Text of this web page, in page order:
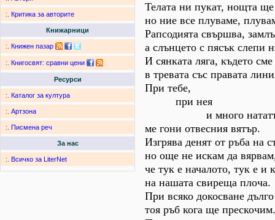
:. Критика за авторите
Книжарници
:. Книжен пазар
:. Книгосвят: сравни цени
Ресурси
:. Каталог за култура
:. Артзона
:. Писмена реч
За нас
:. Всичко за LiterNet
Телата ни пукат, нощта
но ние все плуваме,
Рапсодията свършва,
а слънцето с пясък слепи
И сянката ляга, където
в тревата със правата
При тебе,
при нея
и много
ме гони отвесния вятър.
Изгрява денят от ръба на
но още не искам да
че тук е началото, тук е и
на нашата свиреща плоча.
При всяко докосване дълго
тоя ръб кога ще прескочим.